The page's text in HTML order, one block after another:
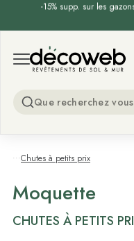
-15% supp. sur les
Open menu
Decoweb
...Chutes à petits prix
Moquette
CHUTES À PETITS